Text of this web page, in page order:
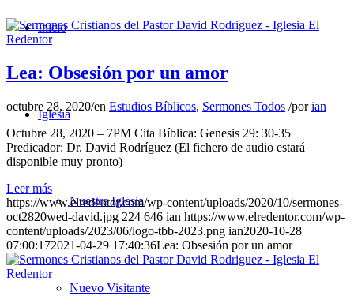
Inicio
Iglesia
Nuestra Iglesia
Nuevo Visitante
Lea: Obsesión por un amor
octubre 28, 2020/en Estudios Bíblicos, Sermones Todos /porian
Octubre 28, 2020 – 7PM Cita Bíblica: Genesis 29: 30-35
Predicador: Dr. David Rodríguez (El fichero de audio estará
disponible muy pronto)
Leer más
https://www.elredentor.com/wp-content/uploads/2020/10/sermones-
oct2820wed-david.jpg 224 646 ian https://www.elredentor.com/wp-
content/uploads/2023/06/logo-tbb-2023.png ian2020-10-28
07:00:172021-04-29 17:40:36Lea: Obsesión por un amor